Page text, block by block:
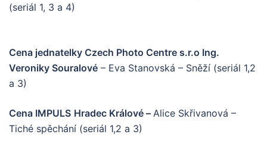
(seriál 1, 3 a 4)
Cena jednatelky Czech Photo Centre s.r.o Ing.
Veroniky Souralové – Eva Stanovská – Sněží (seriál 1,2
a 3)
Cena IMPULS Hradec Králové – Alice Skřivanová –
Tiché spěchání (seriál 1,2 a 3)